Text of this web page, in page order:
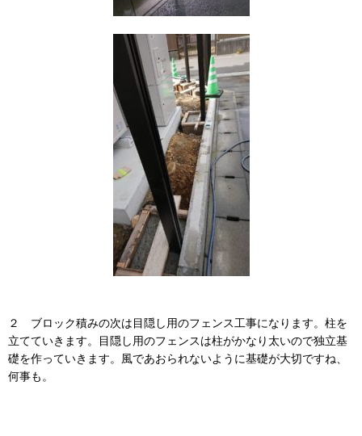
２ ブロック積みの次は目隠し用のフェンス工事になります。柱を
立てていきます。目隠し用のフェンスは柱がかなり太いので独立基
礎を作っていきます。風であおられないように基礎が大切ですね、
何事も。